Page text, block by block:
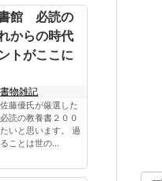
書館 必読の
からの時代
トがここに
書物雑記
藤優氏が厳選した
読の教養書２００
いと思います。 過
ことは世の...